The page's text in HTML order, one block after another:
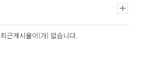
최근게시물이(가) 없습니다.